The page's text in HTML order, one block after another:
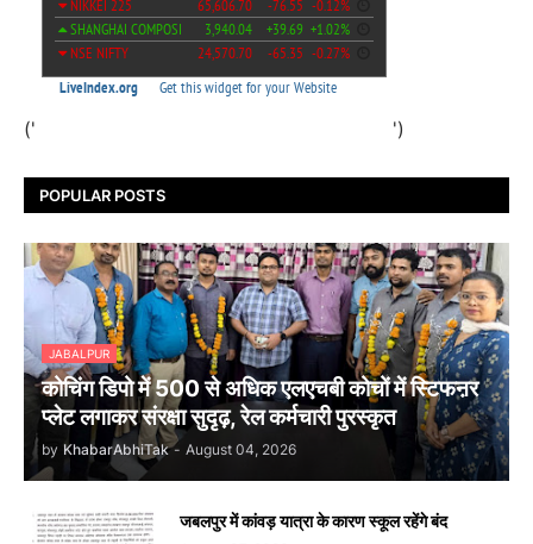
(' ')
POPULAR POSTS
JABALPUR
कोचिंग डिपो में 500 से अधिक एलएचबी कोचों में स्टिफऩर
प्लेट लगाकर संरक्षा सुदृढ़, रेल कर्मचारी पुरस्कृत
by KhabarAbhiTak - August 04, 2026
जबलपुर में कांवड़ यात्रा के कारण स्कूल रहेंगे बंद